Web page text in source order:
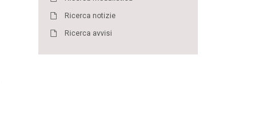
Ricerca notizie
Ricerca avvisi